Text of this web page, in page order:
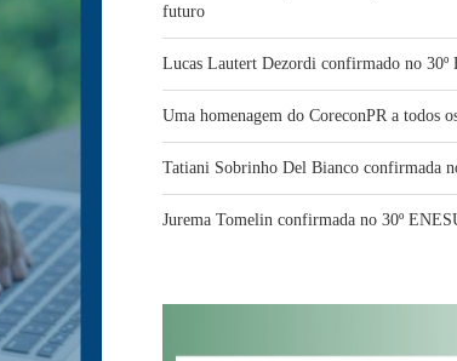
futuro
Lucas Lautert Dezordi confirmado no 30º
Uma homenagem do CoreconPR a todos
Tatiani Sobrinho Del Bianco confirmada
Jurema Tomelin confirmada no 30º